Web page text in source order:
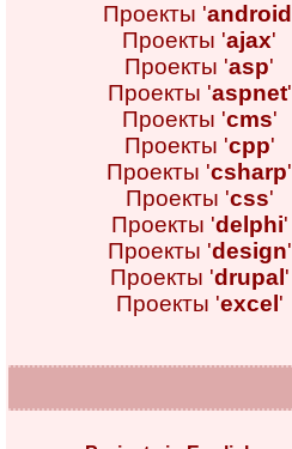
Проекты 'android
Проекты 'ajax'
Проекты 'asp'
Проекты 'aspnet'
Проекты 'cms'
Проекты 'cpp'
Проекты 'csharp'
Проекты 'css'
Проекты 'delphi'
Проекты 'design'
Проекты 'drupal '
Проекты 'excel '